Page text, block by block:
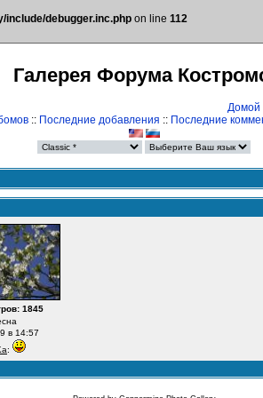
debugger.inc.php on line 112
Галерея Форума
Домой
:: Последние добавления :: Последние
1845
в 14:57
: